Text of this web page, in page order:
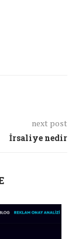
next post
İrsaliye nedir